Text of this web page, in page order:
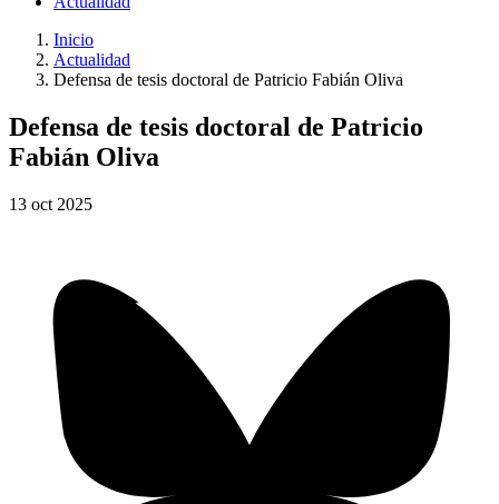
Inicio
Actualidad
Defensa de tesis doctoral de Patricio Fabián Oliva
Defensa de tesis doctoral de Patricio
Fabián Oliva
13 oct 2025